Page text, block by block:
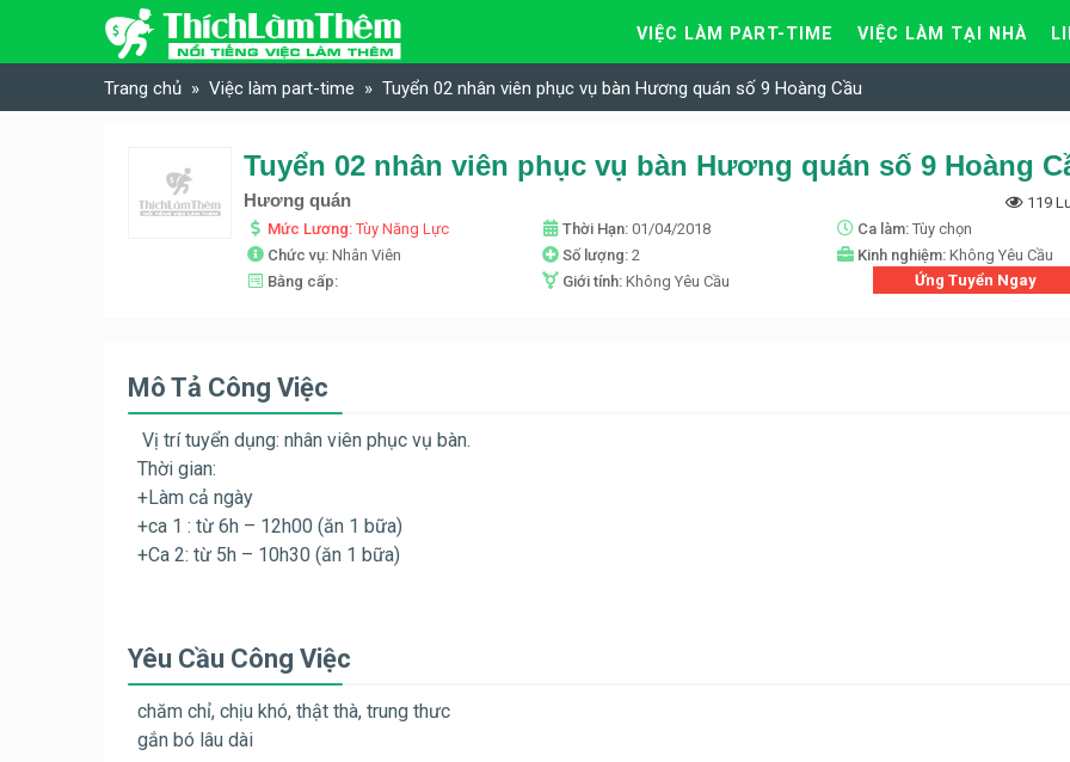
Skip to content
VIỆC LÀM PART-TIME VIỆC LÀM TẠI NHÀ
Trang chủ Việc làm part-time Tuyển 02 nhân viên phục vụ bàn Hương quán số 9 Hoàng Cầu
Tuyển 02 nhân viên phục vụ bàn Hương quán số 9 Hoàng
Hương quán
119
Mức Lương:Tùy Năng Lực Thời Hạn: 01/04/2018 Ca làm: Tùy chọn
Chức vụ: Nhân Viên Số lượng: 2 Kinh nghiệm: Không Yêu Cầu
Bằng cấp:
Giới tính: Không Yêu Cầu Ứng Tuyển Ngay
Mô Tả Công Việc
Vị trí tuyển dụng: nhân viên phục vụ bàn.
Thời gian:
+Làm cả ngày
+ca 1 : từ 6h – 12h00 (ăn 1 bữa)
+Ca 2: từ 5h – 10h30 (ăn 1 bữa)
Yêu Cầu Công Việc
chăm chỉ, chịu khó, thật thà, trung thưc
gắn bó lâu dài